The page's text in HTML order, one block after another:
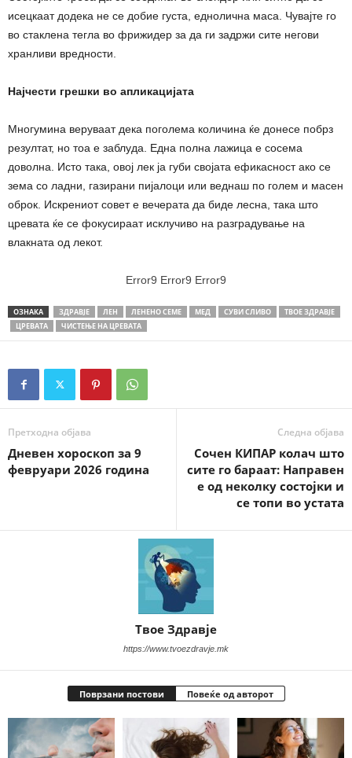
исецкаат додека не се добие густа, еднолична маса. Чувајте го
во стаклена тегла во фрижидер за да ги задржи сите негови
хранливи вредности.
Најчести грешки во апликацијата
Многумина веруваат дека поголема количина ќе донесе побрз
резултат, но тоа е заблуда. Една полна лажица е сосема
доволна. Исто така, овој лек ја губи својата ефикасност ако се
зема со ладни, газирани пијалоци или веднаш по голем и масен
оброк. Искрениот совет е вечерата да биде лесна, така што
цревата ќе се фокусираат исклучиво на разградување на
влакната од лекот.
Error9 Error9 Error9
ОЗНАКА ЗДРАВЈЕ ЛЕН ЛЕНЕНО СЕМЕ МЕД СУВИ СЛИВО
ТВОЕ ЗДРАВЈЕ
ЦРЕВАТА
ЧИСТЕЊЕ НА ЦРЕВАТА
Претходна објава
Дневен хороскоп за 9
февруари 2026 година
Следна објава
Сочен КИПАР колач што
сите го бараат: Направен
е од неколку состојки и
се топи во устата
Твое Здравје
https://www.tvoezdravje.mk
Поврзани постови Повеќе од авторот